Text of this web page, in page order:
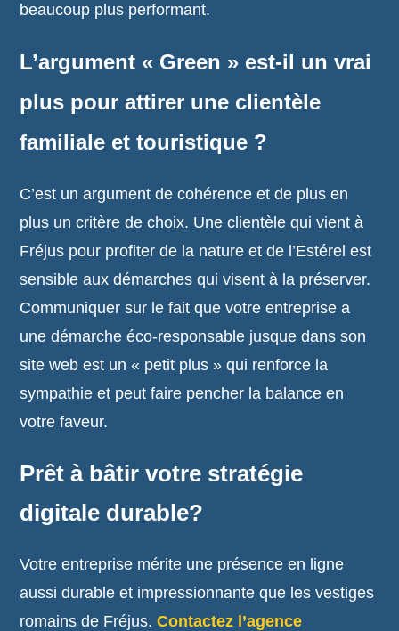
beaucoup plus performant.
L’argument « Green » est-il un vrai
plus pour attirer une clientèle
familiale et touristique ?
C’est un argument de cohérence et de plus en
plus un critère de choix. Une clientèle qui vient à
Fréjus pour profiter de la nature et de l’Estérel est
sensible aux démarches qui visent à la préserver.
Communiquer sur le fait que votre entreprise a
une démarche éco-responsable jusque dans son
site web est un « petit plus » qui renforce la
sympathie et peut faire pencher la balance en
votre faveur.
Prêt à bâtir votre stratégie
digitale durable?
Votre entreprise mérite une présence en ligne
aussi durable et impressionnante que les vestiges
romains de Fréjus.Contactez l’agence